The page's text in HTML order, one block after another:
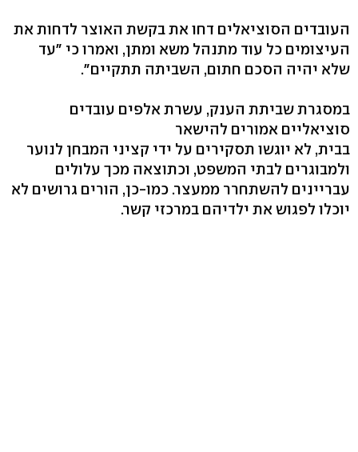
העובדים הסוציאלים דחו את בקשת האוצר לדחות את
העיצומים כל עוד מתנהל משא ומתן, ואמרו כי "עד
שלא יהיה הסכם חתום, השביתה תתקיים".
במסגרת שביתת הענק, עשרת אלפים עובדים
סוציאליים אמורים להישאר
בבית, לא יוגשו תסקירים על ידי קציני המבחן לנוער
ולמבוגרים לבתי המשפט, וכתוצאה מכך עלולים
עבריינים להשתחרר ממעצר. כמו-כן, הורים גרושים לא
יוכלו לפגוש את ילדיהם במרכזי קשר.